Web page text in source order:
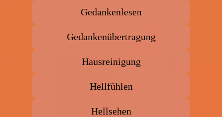
Gedankenlesen
Gedankenübertragung
Hausreinigung
Hellfühlen
Hellsehen